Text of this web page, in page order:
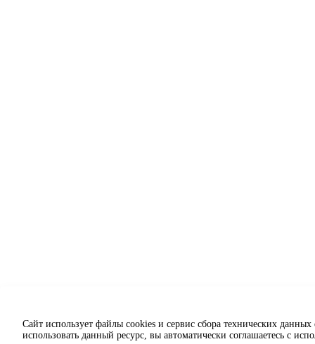
Сайт использует файлы cookies и сервис сбора технических
использовать данный ресурс, вы автоматически соглашаетесь с